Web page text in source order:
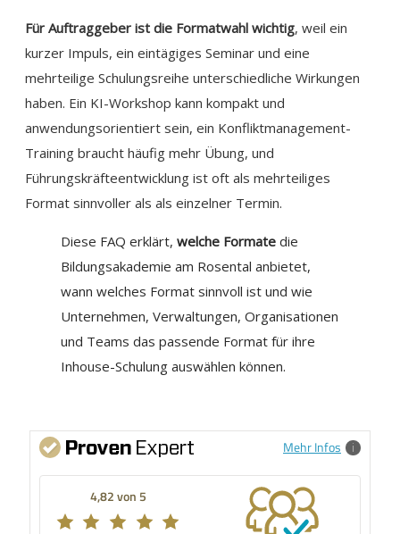
Für Auftraggeber ist die Formatwahl wichtig, weil ein
kurzer Impuls, ein eintägiges Seminar und eine
mehrteilige Schulungsreihe unterschiedliche Wirkungen
haben. Ein KI-Workshop kann kompakt und
anwendungsorientiert sein, ein Konfliktmanagement-
Training braucht häufig mehr Übung, und
Führungskräfteentwicklung ist oft als mehrteiliges
Format sinnvoller als als einzelner Termin.
Diese FAQ erklärt, welche Formate die
Bildungsakademie am Rosental anbietet,
wann welches Format sinnvoll ist und wie
Unternehmen, Verwaltungen, Organisationen
und Teams das passende Format für ihre
Inhouse-Schulung auswählen können.
Mehr Infos
4,82 von 5